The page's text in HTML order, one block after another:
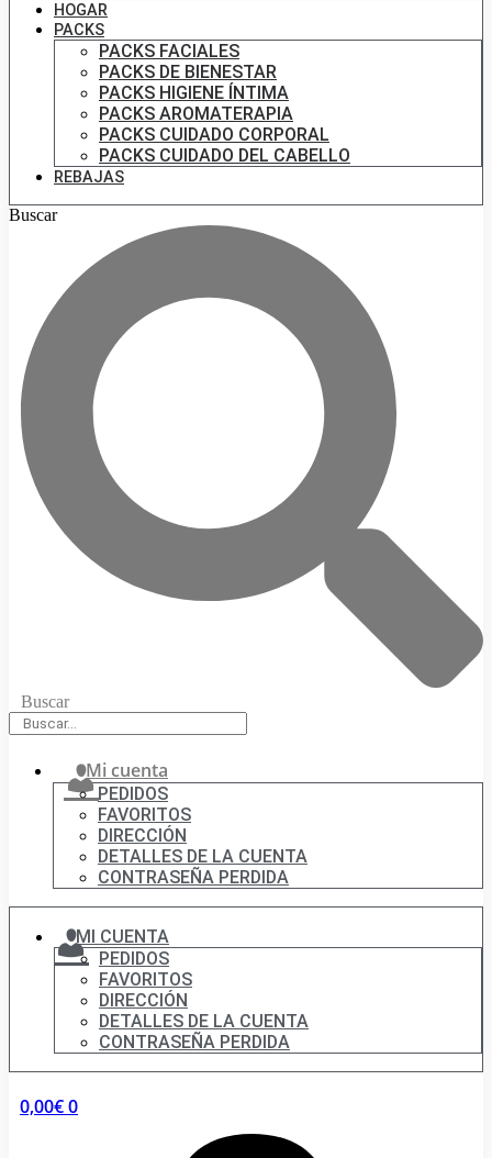
HOGAR
PACKS
PACKS FACIALES
PACKS DE BIENESTAR
PACKS HIGIENE ÍNTIMA
PACKS AROMATERAPIA
PACKS CUIDADO CORPORAL
PACKS CUIDADO DEL CABELLO
REBAJAS
Buscar
Buscar
Mi cuenta
PEDIDOS
FAVORITOS
DIRECCIÓN
DETALLES DE LA CUENTA
CONTRASEÑA PERDIDA
MI CUENTA
PEDIDOS
FAVORITOS
DIRECCIÓN
DETALLES DE LA CUENTA
CONTRASEÑA PERDIDA
0,00€0